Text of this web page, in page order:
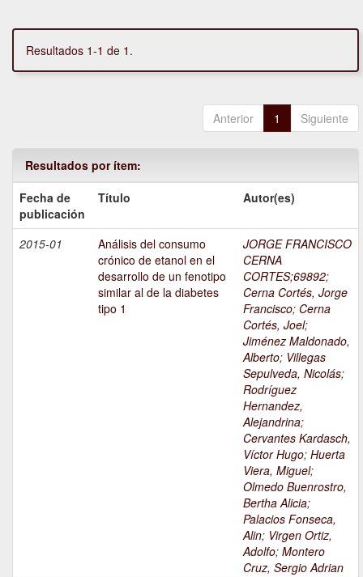
Resultados 1-1 de 1.
Anterior 1 Siguiente
Resultados por ítem:
Fecha de
publicación
Título Autor(es)
2015-01
Análisis del consumo
crónico de etanol en el
desarrollo de un fenotipo
similar al de la diabetes
tipo 1
JORGE FRANCISCO
CERNA
CORTES;69892;
Cerna Cortés, Jorge
Francisco; Cerna
Cortés, Joel;
Jiménez Maldonado,
Alberto; Villegas
Sepulveda, Nicolás;
Rodríguez
Hernandez,
Alejandrina;
Cervantes Kardasch,
Víctor Hugo; Huerta
Viera, Miguel;
Olmedo Buenrostro,
Bertha Alicia;
Palacios Fonseca,
Alin; Virgen Ortiz,
Adolfo; Montero
Cruz, Sergio Adrian